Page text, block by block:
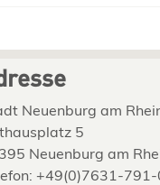
Neuenburg am
5
Neuenburg am
+49(0)7631-791-